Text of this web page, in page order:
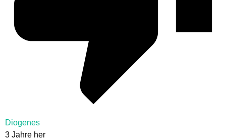
Diogenes
3 Jahre her